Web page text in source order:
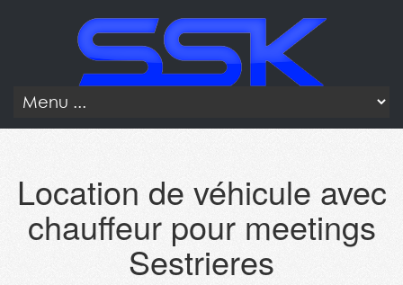
Location de véhicule avec
chauffeur pour meetings
Sestrieres